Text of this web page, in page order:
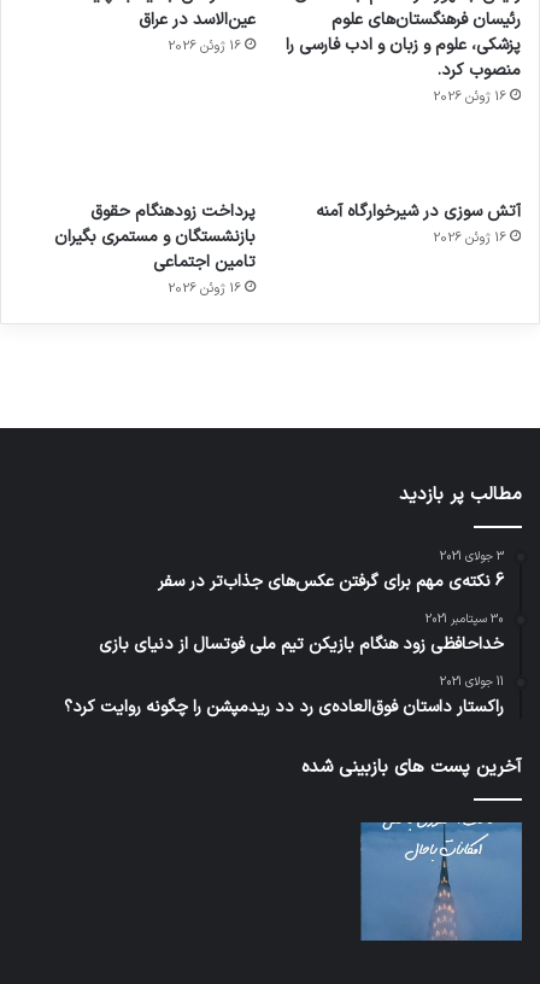
رئیسان فرهنگستان‌های علوم
پزشکی، علوم و زبان و ادب فارسی را
منصوب کرد.
16 ژوئن 2026
عین‌الاسد در عراق
16 ژوئن 2026
آتش سوزی در شیرخوارگاه آمنه
16 ژوئن 2026
پرداخت زودهنگام حقوق
بازنشستگان و مستمری بگیران
تامین اجتماعی
16 ژوئن 2026
برای
کشف
توسط
مجازی
…
ساعت
هوشمند
با طعم
توسط
ژاکت
در
های
2023
توسط
مطالب پر بازدید
3 جولای 2021
6 نکته‌ی مهم برای گرفتن عکس‌های جذاب‌تر در سفر
30 سپتامبر 2021
خداحافظی زود هنگام بازیکن تیم ملی فوتسال از دنیای بازی
11 جولای 2021
راکستار داستان فوق‌العاده‌ی رد دد ریدمپشن را چگونه روایت کرد؟
آخرین پست های بازبینی شده